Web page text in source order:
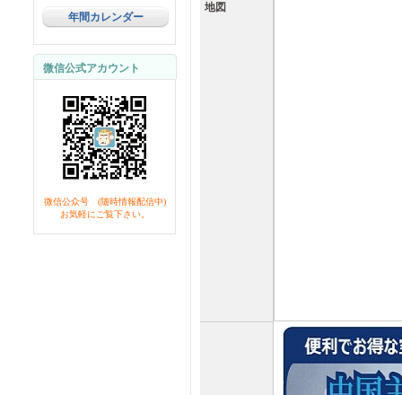
年間カレンダー
微信公式アカウント
微信公众号 (随時情報配信中)
お気軽にご覧下さい。
地図